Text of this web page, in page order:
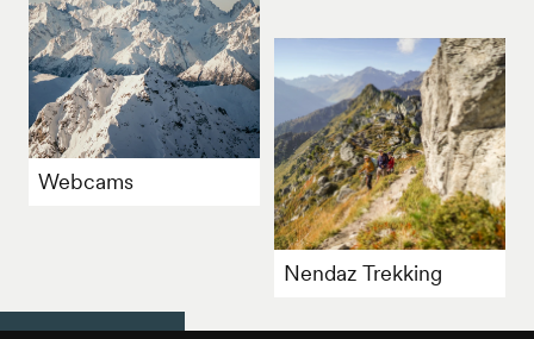
Webcams
Nendaz Trekking